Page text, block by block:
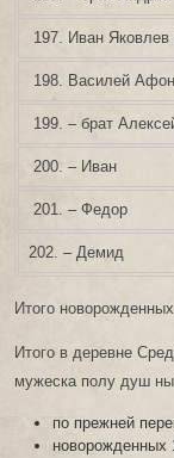
197. Иван
198. Василей
199. – брат
200. – Иван
201. – Федор
202. – Демид
Итого
Итого в деревне
мужеска полу душ
по прежней
новорожденных